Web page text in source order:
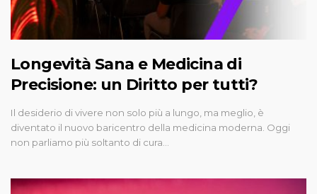
Longevità Sana e Medicina di
Precisione: un Diritto per tutti?
Il desiderio di vivere non solo più a lungo, ma meglio, è
diventato il nuovo baricentro della medicina moderna. Oggi
non parliamo più soltanto di cura…